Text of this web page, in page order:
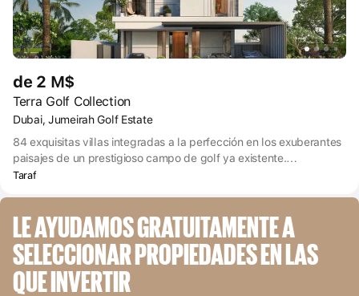
de 2 M$
Terra Golf Collection
Dubai, Jumeirah Golf Estate
84 exquisitas villas integradas a la perfección en los exuberantes
paisajes de un prestigioso campo de golf ya existente.
Experimente el epítome del diseño contemporáneo, la
Taraf
LE AYUDAMOS GRATUITAMENTE A
SELECCIONAR PROPIEDADES EN LAS
QUE INVERTIR